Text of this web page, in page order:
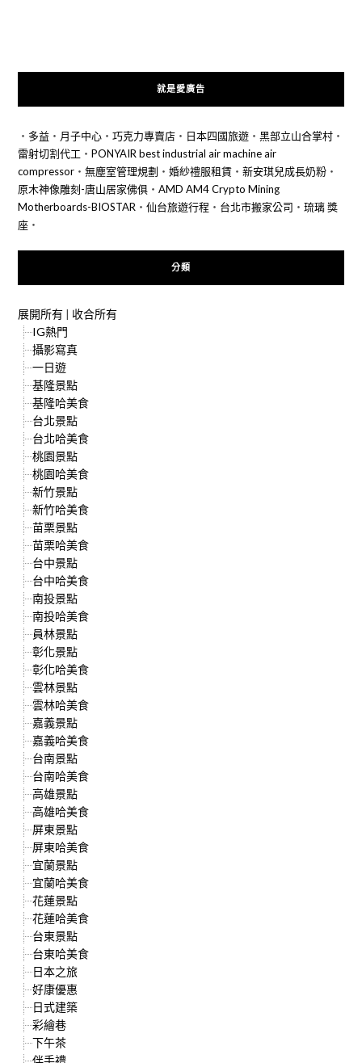
就是愛廣告
‧ 多益‧ 月子中心‧ 巧克力專賣店‧ 日本四國旅遊‧ 黑部立山合掌村‧
雷射切割代工 ‧ PONYAIR best industrial air machine air
compressor‧ 無塵室管理規劃 ‧ 婚紗禮服租賃‧ 新安琪兒成長奶粉‧
原木神像雕刻-唐山居家佛俱‧ AMD AM4 Crypto Mining
Motherboards-BIOSTAR ‧ 仙台旅遊行程 ‧ 台北市搬家公司 ‧ 琉璃 獎
座‧
分類
展開所有| 收合所有
IG熱門
攝影寫真
一日遊
基隆景點
基隆哈美食
台北景點
台北哈美食
桃園景點
桃園哈美食
新竹景點
新竹哈美食
苗栗景點
苗栗哈美食
台中景點
台中哈美食
南投景點
南投哈美食
員林景點
彰化景點
彰化哈美食
雲林景點
雲林哈美食
嘉義景點
嘉義哈美食
台南景點
台南哈美食
高雄景點
高雄哈美食
屏東景點
屏東哈美食
宜蘭景點
宜蘭哈美食
花蓮景點
花蓮哈美食
台東景點
台東哈美食
日本之旅
好康優惠
日式建築
彩繪巷
下午茶
伴手禮